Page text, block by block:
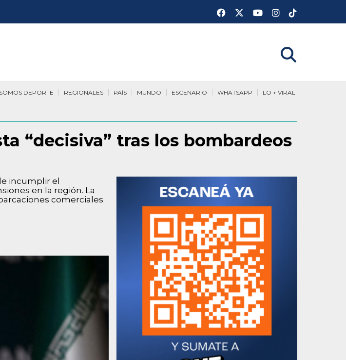
LO + VIRAL
WHATSAPP
ESCENARIO
MUNDO
PAÍS
REGIONALES
SOMOS DEPORTE
“decisiva” tras los bombardeos
incumplir el
en la región. La
comerciales.